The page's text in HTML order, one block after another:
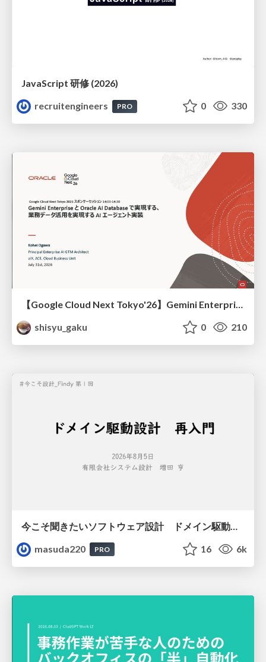
JavaScript 研修 (2026)
recruitengineers
PRO 0 330
【Google Cloud Next Tokyo'26】Gemini Enterprise と Oracle AI Database で実現する、 業務データ活用を実現する AI エージェント実装
shisyu_gaku
0 210
masuda220
PRO 16 6k